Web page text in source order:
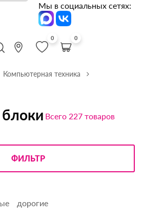
Мы в социальных сетях:
0 0
Компьютерная техника
Всего 227 товаров
ФИЛЬТР
дорогие